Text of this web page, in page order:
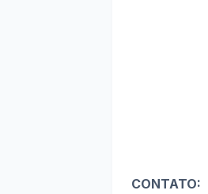
CONTATO: